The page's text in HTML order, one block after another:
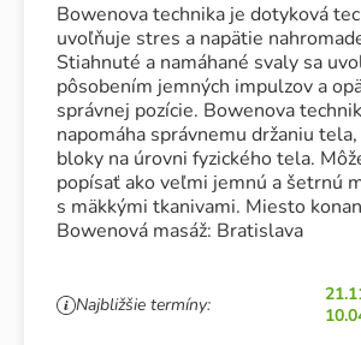
Bowenova technika je dotyková
uvoľňuje stres a napätie
Stiahnuté a namáhané svaly sa
pôsobením jemných impulzov a
správnej pozície. Bowenova
napomáha správnemu držaniu
bloky na úrovni fyzického tela.
popísať ako veľmi jemnú a šetrnú
s mäkkými tkanivami. Miesto
Bowenová masáž: Bratislava
Najbližšie termíny: